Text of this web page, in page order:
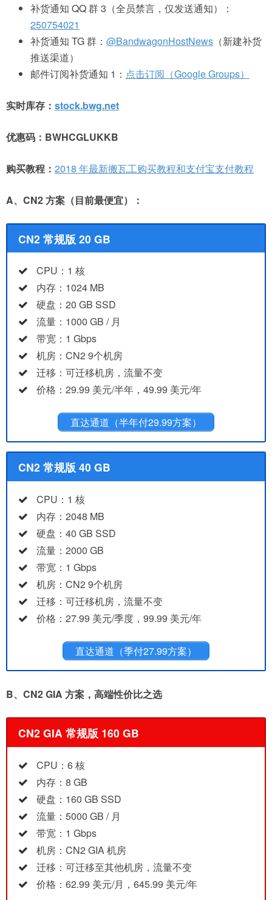
补货通知 QQ 群 3（全员禁言，仅发送通知）：
250754021
补货通知 TG 群： @BandwagonHostNews （新建补货
推送渠道）
邮件订阅补货通知 1： 点击订阅（Google Groups）
实时库存： stock.bwg.net
优惠码：BWHCGLUKKB
购买教程： 2018 年最新搬瓦工购买教程和支付宝支付教程
A、CN2 方案（目前最便宜）：
CN2 常规版 20 GB
CPU：1 核
内存：1024 MB
硬盘：20 GB SSD
流量：1000 GB / 月
带宽：1 Gbps
机房：CN2 9个机房
迁移：可迁移机房，流量不变
价格：29.99 美元/半年，49.99 美元/年
直达通道（半年付29.99方案）
CN2 常规版 40 GB
CPU：1 核
内存：2048 MB
硬盘：40 GB SSD
流量：2000 GB
带宽：1 Gbps
机房：CN2 9个机房
迁移：可迁移机房，流量不变
价格：27.99 美元/季度，99.99 美元/年
直达通道（季付27.99方案）
B、 CN2 GIA 方案，高端性价比之选
CN2 GIA 常规版 160 GB
CPU：6 核
内存：8 GB
硬盘：160 GB SSD
流量：5000 GB / 月
带宽：1 Gbps
机房：CN2 GIA 机房
迁移：可迁移至其他机房，流量不变
价格：62.99 美元/月，645.99 美元/年